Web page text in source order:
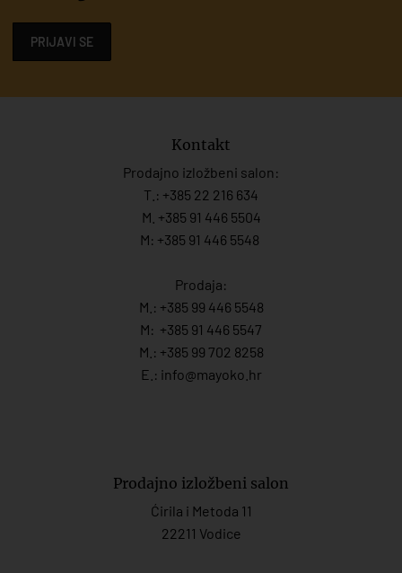
PRIJAVI SE
Kontakt
Prodajno izložbeni salon:
T.: +385 22 216 634
M. +385 91 446 5504
M: +385 91 446 5548
Prodaja:
M.: +385 99 446 5548
M: +385 91 446 5547
M.: +385 99 702 8258
E.: info@mayoko. hr
Prodajno izložbeni salon
Ćirila i Metoda 11
22211 Vodice